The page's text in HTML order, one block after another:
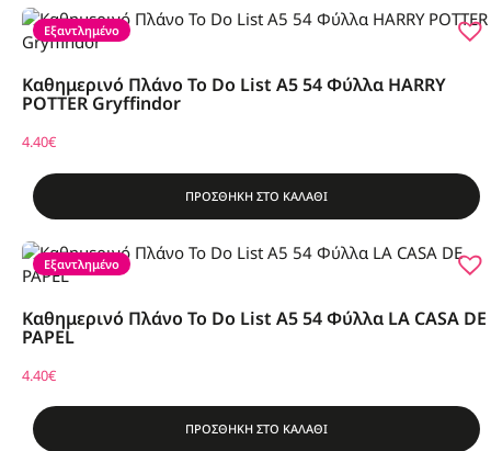
Εξαντλημένο
Καθημερινό Πλάνο To Do List Α5 54 Φύλλα HARRY
POTTER Gryffindor
4.40€
ΠΡΟΣΘΗΚΗ ΣΤΟ ΚΑΛΑΘΙ
Εξαντλημένο
Καθημερινό Πλάνο To Do List A5 54 Φύλλα LA CASA DE
PAPEL
4.40€
ΠΡΟΣΘΗΚΗ ΣΤΟ ΚΑΛΑΘΙ